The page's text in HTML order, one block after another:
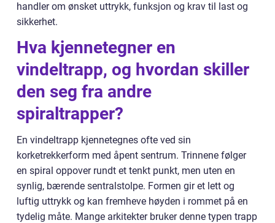
handler om ønsket uttrykk, funksjon og krav til last og
sikkerhet.
Hva kjennetegner en
vindeltrapp, og hvordan skiller
den seg fra andre
spiraltrapper?
En vindeltrapp kjennetegnes ofte ved sin
korketrekkerform med åpent sentrum. Trinnene følger
en spiral oppover rundt et tenkt punkt, men uten en
synlig, bærende sentralstolpe. Formen gir et lett og
luftig uttrykk og kan fremheve høyden i rommet på en
tydelig måte. Mange arkitekter bruker denne typen trapp